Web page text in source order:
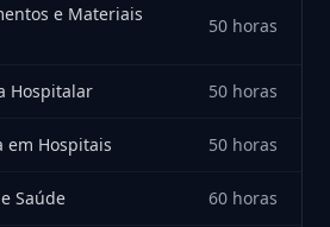
e Materiais
50 horas
Hospitalar 50 horas
em Hospitais 50 horas
Saúde 60 horas